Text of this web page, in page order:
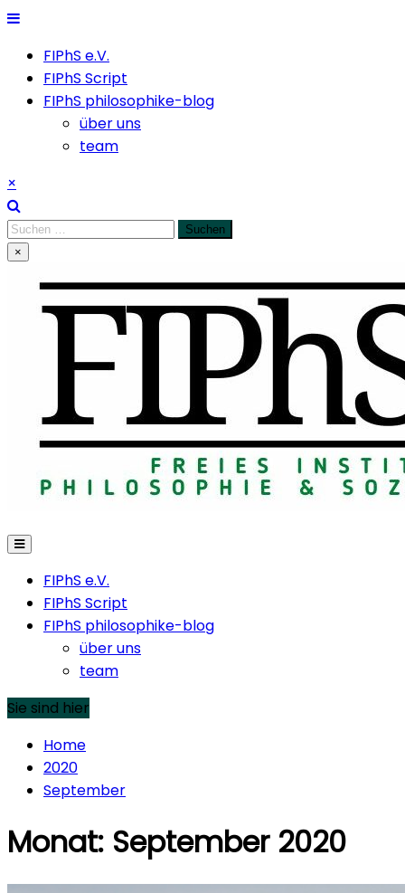
Skip
contentFIPhS e.V.
FIPhS Script
FIPhS philosophike-blog
über uns
team
×
Suchen
nach:
×
FIPhS e.V.
FIPhS Script
FIPhS philosophike-blog
über uns
team
Sie sind hier
Home
2020
September
Monat: September 2020